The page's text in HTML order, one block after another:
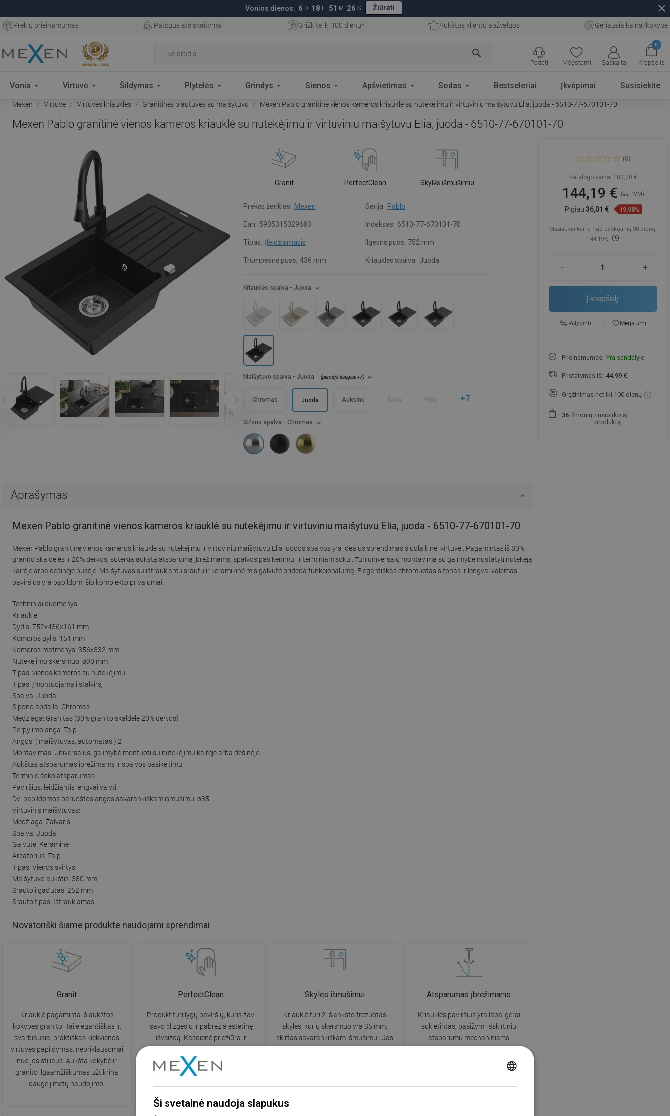
Vonios dienos: 6 D 18 H 51 M 25 S Žiūrėti close
Prekių prieinamumas Patogūs atsiskaitymai Grįžkite iki 100 dienų* Aukštos klientų apžvalgos Geriausia kaina/kokybė
search
Mėgstami Sąskaita
0
Krepšelis
Padėti
Vonia Virtuvė Šildymas Plytelės Grindys Sienos Apšvietimas Sodas Bestseleriai Įkvėpimai Susisiekite
Mexen Virtuvė Virtuvės kriauklės Granitinės plautuvės su maišytuvu Mexen Pablo granitinė vienos kameros kriauklė su nutekėjimu ir virtuviniu maišytuvu Elia, juoda - 6510-77-670101-70
Mexen Pablo granitinė vienos kameros kriauklė su nutekėjimu ir virtuviniu maišytuvu Elia, juoda - 6510-77-670101-70
Granit PerfectClean Skylės išmušimui
Prekės ženklas: Mexen Serija: Pablo
Ean: 5905315029683 Indeksas: 6510-77-670101-70
Tipas: Įleidžiamasis Ilgesnė pusė: 752 mm
Trumpesnė pusė: 436 mm Kriauklės spalva: Juoda
Sifono spalva - Chromas
Kriauklės spalva - Juoda
Maišytuvo spalva - Juoda - (parodyk daugiau+7)
Balta
Juoda Pilka
Chromas Auksinė +7
Aprašymas
Mexen Pablo granitinė vienos kameros kriauklė su nutekėjimu ir virtuviniu maišytuvu Elia, juoda - 6510-77-670101-70
Mexen Pablo granitinė vienos kameros kriauklė su nutekėjimu ir virtuviniu maišytuvu Elia juodos spalvos yra idealus sprendimas šiuolaikinei virtuvei. Pagamintas iš 80%
granito skaldelės ir 20% dervos, suteikia aukštą atsparumą įbrėžimams, spalvos pasikeitimui ir terminiam šokui. Turi universalų montavimą su galimybe nustatyti nutekėją
kairėje arba dešinėje pusėje. Maišytuvas su ištraukiamu srautu ir keramikinė mis galvutė prideda funkcionalumą. Elegantiškas chromuotas sifonas ir lengvai valomas
paviršius yra papildomi šio komplekto privalumai.
Techniniai duomenys:
Kriauklė:
Dydis: 752x436x161 mm
Komoros gylis: 151 mm
Komoros matmenys: 356x332 mm
Nutekėjimo skersmuo: ø90 mm
Tipas: vienos kameros su nutekėjimu
Tipas: Įmontuojama į stalviršį
Spalva: Juoda
Sipono apdaila: Chromas
Medžiaga: Granitas (80% granito skaldelė 20% dervos)
Perpylimo anga: Taip
Angos: ( maišytuvas, automatas ) 2
Montavimas: Universalus, galimybė montuoti su nutekėjimu kairėje arba dešinėje
Aukštas atsparumas įbrėžimams ir spalvos pasikeitimui
Terminio šoko atsparumas
Paviršius, leidžiantis lengvai valyti
Dvi papildomos paruoštos angos savarankiškam išmušimui ø35
Virtuvinis maišytuvas:
Medžiaga: Žalvaris
Spalva: Juoda
Galvutė: Keraminė
Areatorius: Taip
Tipas: Vienos svirtys
Maišytuvo aukštis: 380 mm
Srauto ilgaďutas: 252 mm
Srauto tipas: Ištraukiamas
Novatoriški šiame produkte naudojami sprendimai
Granit
Kriauklė pagaminta iš aukštos
kokybės granito. Tai elegantiškas ir,
svarbiausia, praktiškas kiekvienos
virtuvės papildymas, nepriklausomai
nuo jos stiliaus. Aukšta kokybė ir
granito ilgaamžiškumas užtikrina
daugelį metų naudojimo.
PerfectClean
Produkt turi lygų paviršių, kuris žavi
savo blizgesiu ir pabrėžia estetinę
išvaizdą. Kasdienė priežiūra ir
paviršiaus valymas nuo susidariusių
nešvarumų yra daug lengvesnis ir
nereikalauja stiprių valiklių naudojimo.
Skylės išmušimui
Kriauklė turi 2 iš anksto frezuotas
skyles, kurių skersmuo yra 35 mm,
skirtas savarankiškam išmušimui. Jas
Atsparumas įbrėžimams
Kriauklės paviršius yra labai gerai
sukietintas, pasižymi išskirtiniu
atsparumu mechaniniams
pažeidimams ir įbrėžimams. Patvari
medžiaga leidžia džiaugtis puikia
kriauklės išvaizda daugelį naudojimo
kameros kriauklė su
maišytuvu Elia, juoda - 6510-
77-670101-70
(0)
Katalogo kaina: 180,20 €
144,19 € (su PVM)
Pigiau36,01 € 19,98%
Mažiausia kaina nuo paskutinių 30 dienų:
144,19 €
- +
Į krepšelį
Palyginti favorite_borderMėgstami
Prieinamumas: Yra sandėlyje
Pristatymas iš: 44.99 €
Grąžinimas net iki 100 dienų
36 žmonių nusipirko šį
produktą.
Ši svetainė naudoja slapukus